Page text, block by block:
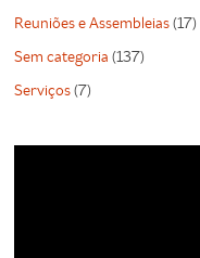
Reuniões e Assembleias(17)
Sem categoria (137)
Serviços(7)